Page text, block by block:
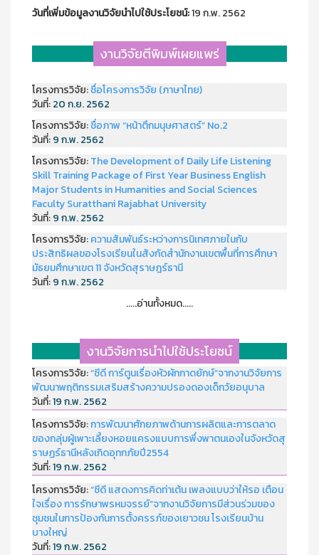
วันที่เพิ่มข้อมูลงานวิจัยนำไปใช้ประโยชน์:19 ก.พ. 2562
งานวิจัยตีพิมพ์เผยแพร่
โครงการวิจัย:ชื่อโครงการวิจัย (ภาษาไทย)
วันที่:20 ก.ย. 2562
โครงการวิจัย:ชื่อภาพ “หน้าตึกมนุษศาสตร์” No.2
วันที่:9 ก.พ. 2562
โครงการวิจัย:The Development of Daily Life Listening
Skill Training Package of First Year Business English
Major Students in Humanities and Social Sciences
Faculty Suratthani Rajabhat University
วันที่:9 ก.พ. 2562
โครงการวิจัย:ความสัมพันธ์ระหว่างการนิเทศภายในกับ
ประสิทธิผลของโรงเรียนในสังกัดสำนักงานเขตพื้นที่การศึกษา
มัธยมศึกษาเขต 11 จังหวัดสุราษฎร์ธานี
วันที่:9 ก.พ. 2562
.....อ่านทั้งหมด.....
งานวิจัยการนำไปใช้ประโยชน์
โครงการวิจัย:“ซีดี การ์ตูนเรื่องหัวผักกาดยักษ์”จากงานวิจัยการ
พัฒนาพฤติกรรมเสริมสร้างความปรองดองเด็กวัยอนุบาล
วันที่:19 ก.พ. 2562
โครงการวิจัย:การพัฒนาศักยภาพด้านการผลิตและการตลาด
ของกลุ่มผู้เพาะเลี้ยงหอยแครงแบบการพึ่งพาตนเองในจังหวัดสุ
ราษฏร์ธานีหลังเกิดอุทกภัยปี2554
วันที่:19 ก.พ. 2562
โครงการวิจัย:“ซีดี แสดงการคิดท่าเต้น เพลงแบบว่าให้รอ เตือน
ใจเรื่อง การรักษาพรหมจรรย์”จากงานวิจัยการมีส่วนร่วมของ
ชุมชนในการป้องกันการตั้งครรภ์ของเยาวชน โรงเรียนบ้าน
บางใหญ่
วันที่:19 ก.พ. 2562